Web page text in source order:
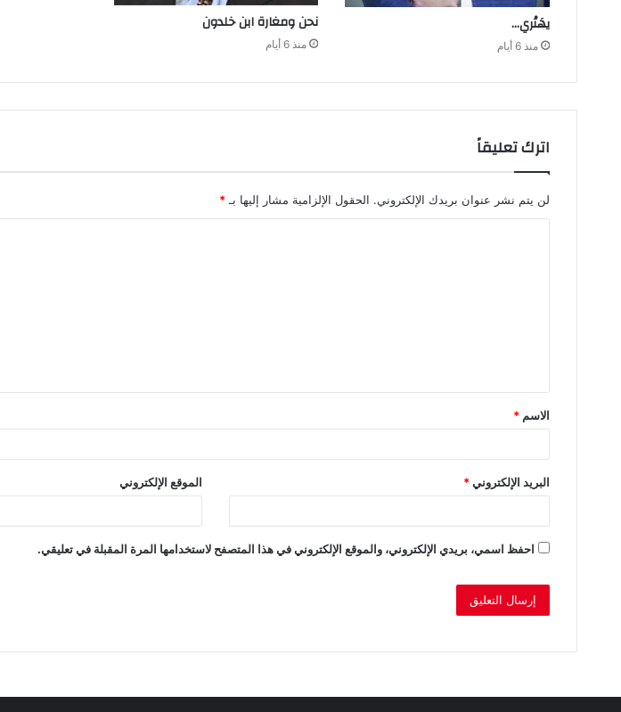
يهَتْري‭…‬
منذ 6 أيام
نحن‭ ‬ومغارة ابن‭ ‬خلدون
منذ 6 أيام
اترك تعليقاً
لن يتم نشر عنوان بريدك الإلكتروني. الحقول الإلزامية مشار إليها بـ*
ق
*
الاسم *
البريد الإلكتروني* الموقع الإلكتروني
احفظ اسمي، بريدي الإلكتروني، والموقع الإلكتروني في هذا المتصفح لاستخدامها المرة المقبلة في تعليقي.